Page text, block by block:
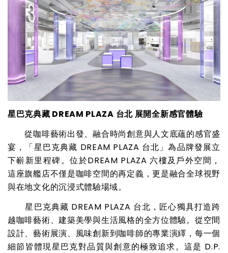
星巴克典藏 DREAM PLAZA 台北 展開全新感官體驗
從咖啡藝術出發、融合時尚創意與人文底蘊的感官盛
宴，「星巴克典藏 DREAM PLAZA 台北」為品牌發展立
下嶄新里程碑。位於DREAM PLAZA 六樓及戶外空間，
這座旗艦店不僅是咖啡空間的再定義，更是融合全球視野
與在地文化的沉浸式體驗場域。
星巴克典藏 DREAM PLAZA 台北，匠心獨具打造跨
越咖啡藝術、建築美學與生活風格的全方位體驗。從空間
設計、藝術展演、風味創新到咖啡師的專業演繹，每一個
細節皆體現星巴克對品質與創意的極致追求。這是 D.P.